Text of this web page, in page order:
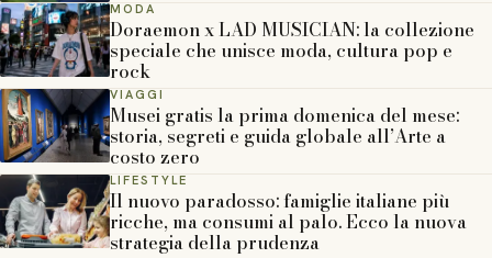
MODA
Doraemon x LAD MUSICIAN: la collezione
speciale che unisce moda, cultura pop e
rock
VIAGGI
Musei gratis la prima domenica del mese:
storia, segreti e guida globale all’Arte a
costo zero
LIFESTYLE
Il nuovo paradosso: famiglie italiane più
ricche, ma consumi al palo. Ecco la nuova
strategia della prudenza